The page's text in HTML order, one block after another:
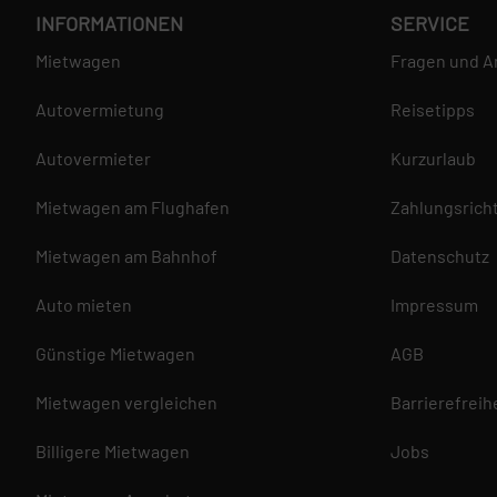
INFORMATIONEN
Mietwagen
Autovermietung
Autovermieter
Mietwagen am Flughafen
Mietwagen am Bahnhof
Auto mieten
Günstige Mietwagen
Mietwagen vergleichen
Billigere Mietwagen
SERVICE
Fragen und
Reisetipps
Kurzurlaub
Datenschutz
Impressum
AGB
Jobs